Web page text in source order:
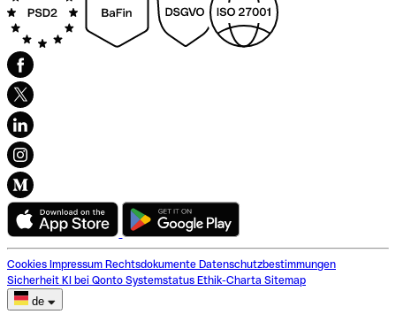
Cookies Impressum Rechtsdokumente Datenschutzbestimmungen
Sicherheit KI bei Qonto Systemstatus Ethik-Charta Sitemap
de